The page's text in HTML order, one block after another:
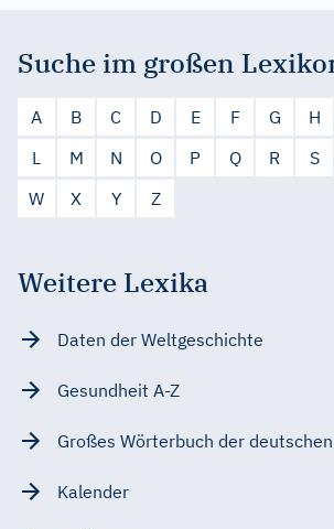
Suche im großen
A B C D E F G H
L
M N O P Q R S
W
X Y Z
Weitere Lexika
Daten der Weltgeschichte
Gesundheit A-Z
Großes Wörterbuch der
Kalender